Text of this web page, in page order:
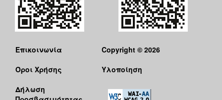
Επικοινωνία
Όροι Χρήσης
Δήλωση
Copyright © 2026
Υλοποίηση